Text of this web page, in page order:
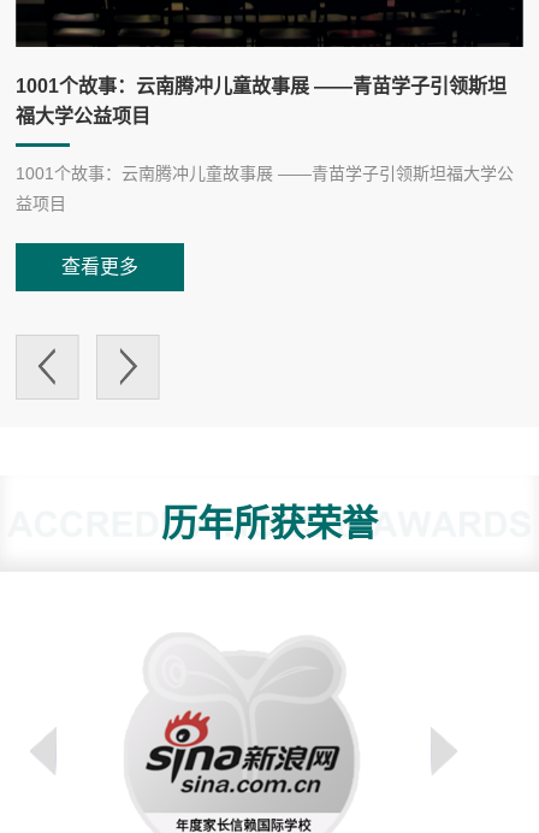
1001个故事：云南腾冲儿童故事展 ——青苗学子引领斯坦
福大学公益项目
1001个故事：云南腾冲儿童故事展 ——青苗学子引领斯坦福大学公
益项目
查看更多
历年所获荣誉